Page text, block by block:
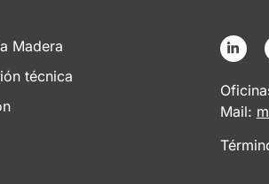
Madera
técnica
Mail: